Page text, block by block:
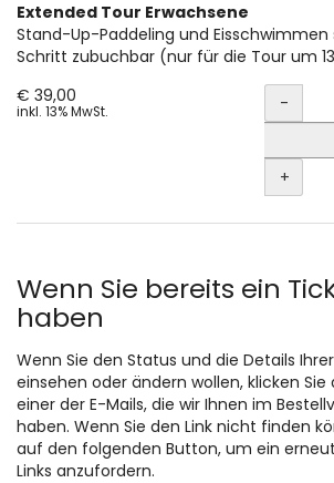
Extended Tour Erwachsene
Stand-Up-Paddeling und
Schritt zubuchbar (nur für die Tour um
€ 39,00
inkl. 13% MwSt. Menge
-
+
Wenn Sie bereits ein
haben
Wenn Sie den Status und die Details
einsehen oder ändern wollen, klicken Sie
einer der E-Mails, die wir Ihnen im
haben. Wenn Sie den Link nicht finden
auf den folgenden Button, um ein
Links anzufordern.